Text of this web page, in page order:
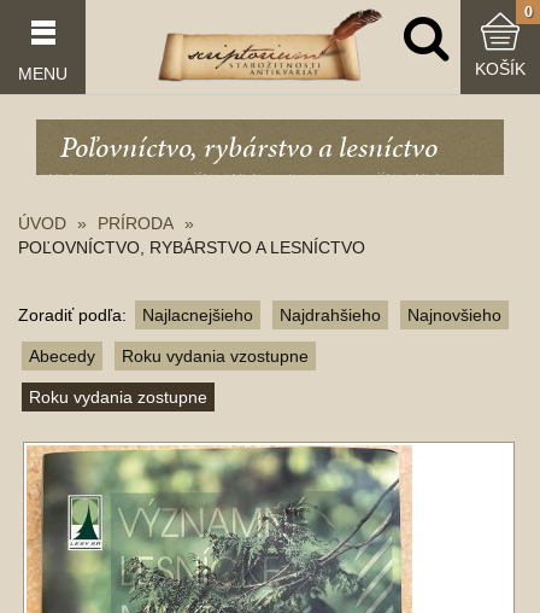
MENU
0
KOŠÍK
Poľovníctvo, rybárstvo a lesníctvo
ÚVOD
PRÍRODA
POĽOVNÍCTVO, RYBÁRSTVO A LESNÍCTVO
Zoradiť podľa: Najlacnejšieho Najdrahšieho Najnovšieho
Abecedy Roku vydania vzostupne
Roku vydania zostupne